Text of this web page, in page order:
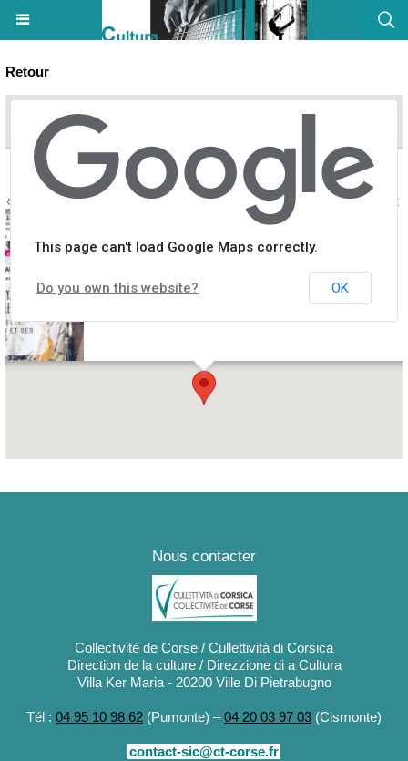
Retour
« Bastia, la Belle, au fil de l’eau et ses ruelles » - Atelier de Chris et
This page can't load Google Maps correctly.
Do you own this website? OK
Nous contacter
Collectivité de Corse / Cullettività di Corsica
Direction de la culture / Direzzione di a Cultura
Villa Ker Maria - 20200 Ville Di Pietrabugno
Tél : 04 95 10 98 62 (Pumonte) –04 20 03 97 03 (Cismonte)
contact-sic@ct-corse.fr